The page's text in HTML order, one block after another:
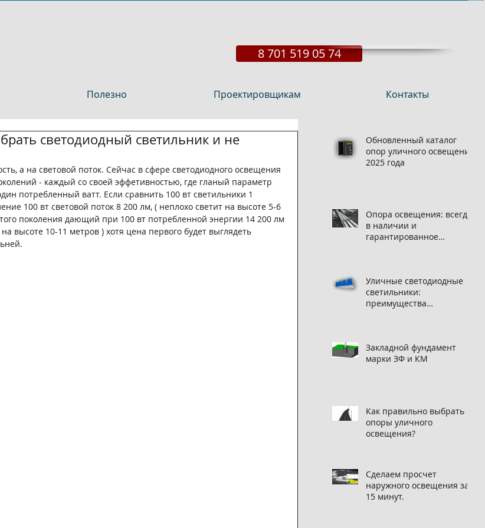
8 701 519 05 74
Полезно Проектировщикам Контакты
светодиодный светильник и не
а на световой поток. Сейчас в сфере светодиодного освещения
- каждый со своей эффетивностью, где гланый параметр
потребленный ватт. Если сравнить 100 вт светильники 1
100 вт световой поток 8 200 лм, ( неплохо светит на высоте 5-6
поколения дающий при 100 вт потребленной энергии 14 200 лм
высоте 10-11 метров ) хотя цена первого будет выглядеть
Обновленный каталог
опор уличного освещения
2025 года
Опора освещения: всегда
в наличии и
гарантированное
Уличные светодиодные
светильники:
преимущества
Закладной фундамент
марки ЗФ и КМ
Как правильно выбрать
опоры уличного
освещения?
Сделаем просчет
наружного освещения за
15 минут.